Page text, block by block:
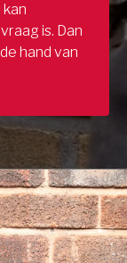
is. Dan
hand van